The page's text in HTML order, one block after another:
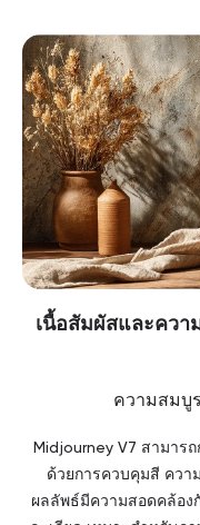
เนื้อสัมผัสและควา
ความสมบู
Midjourney V7 สามาร
ด้วยการควบคุมสี ควา
ผลลัพธ์มีความสอดคล้อง